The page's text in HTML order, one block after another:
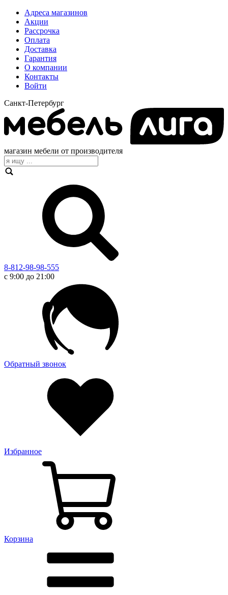
Адреса магазинов
Акции
Рассрочка
Оплата
Доставка
Гарантия
О компании
Контакты
Войти
Санкт-Петербург
магазин мебели от производителя
8-812-98-98-555
с 9:00 до 21:00
Обратный звонок
Избранное
Корзина